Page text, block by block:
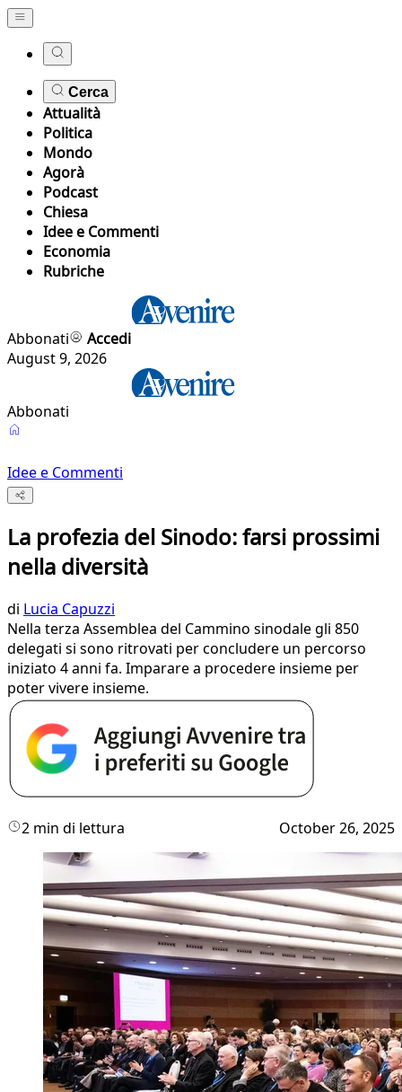
Cerca
Attualità
Politica
Mondo
Agorà
Podcast
Chiesa
Idee e Commenti
Economia
Rubriche
Abbonati
Accedi
August 9, 2026
Abbonati
Idee e Commenti
La profezia del Sinodo: farsi prossimi
nella diversità
di Lucia Capuzzi
Nella terza Assemblea del Cammino sinodale gli 850
delegati si sono ritrovati per concludere un percorso
iniziato 4 anni fa. Imparare a procedere insieme per
poter vivere insieme.
2 min di lettura October 26, 2025